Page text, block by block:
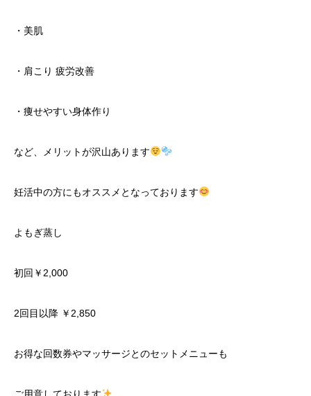
・美肌
・肩こり 疲労改善
・痩せやすい身体作り
など、メリットが沢山あります
妊活中の方にもオススメとなっております
よもぎ蒸し
初回￥2,000
2回目以降 ￥2,850
お得な回数券やマッサージとのセットメニューも